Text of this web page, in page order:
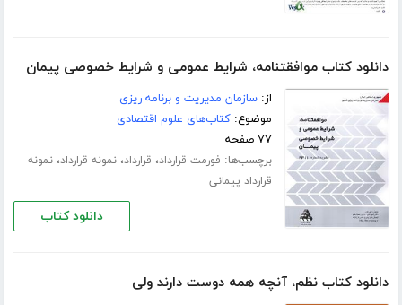
دانلود کتاب موافقتنامه، شرایط عمومی و شرایط خصوصی پیمان
از:سازمان مدیریت و برنامه ریزی
موضوع:کتاب‌های علوم اقتصادی
۷۷ صفحه
برچسب‌ها: فورمت قرارداد، قرارداد،نمونه قرارداد،نمونه
قرارداد پیمانی
دانلود کتاب
دانلود کتاب نظم، آنچه همه دوست دارند ولی